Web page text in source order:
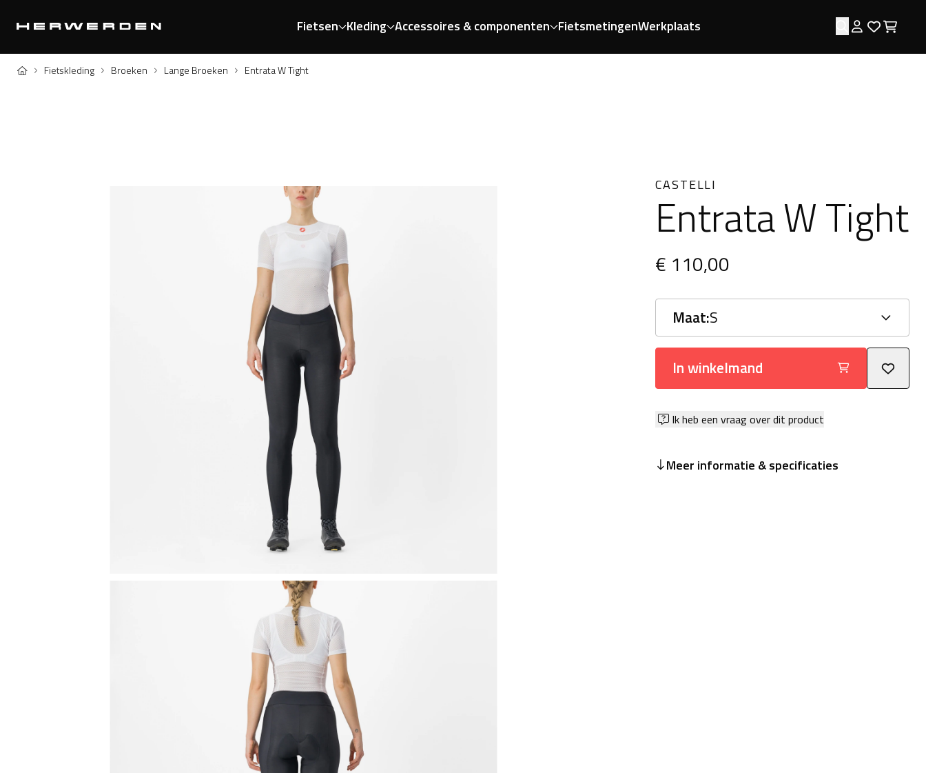
Fietsen Kleding Accessoires & componenten FietsmetingenWerkplaats Zoeken
Log in
Home Fietskleding Broeken Lange Broeken Entrata W Tight
CASTELLI
Entrata W Tight
€ 110,00
Maat:S
In winkelmand
Ik heb een vraag over dit product
Meer informatie & specificaties